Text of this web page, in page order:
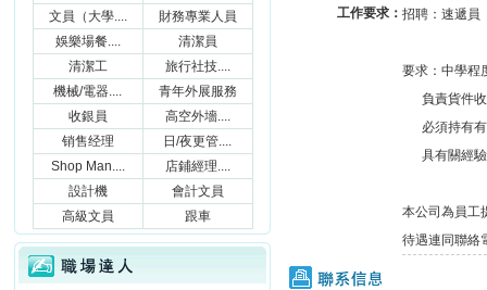
工作要求： 招聘：速遞
要求：中學程
負責貨件收
必須持有有
具有關經驗
本公司為員工
待遇連同聯絡
聯系信息
文員（大學....
財務專業人員
娛樂場餐....
清潔員
清潔工
旅行社技....
機械/電器....
青年外展服務
收銀員
高空外墻....
销售经理
日/夜更管....
Shop Man....
店鋪經理....
設計機
會計文員
高級文員
跟車
職場達人